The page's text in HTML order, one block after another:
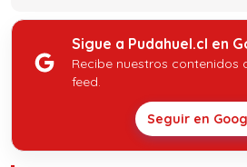
Sigue a Pudahuel.cl en
Recibe nuestros contenidos
feed.
Seguir en